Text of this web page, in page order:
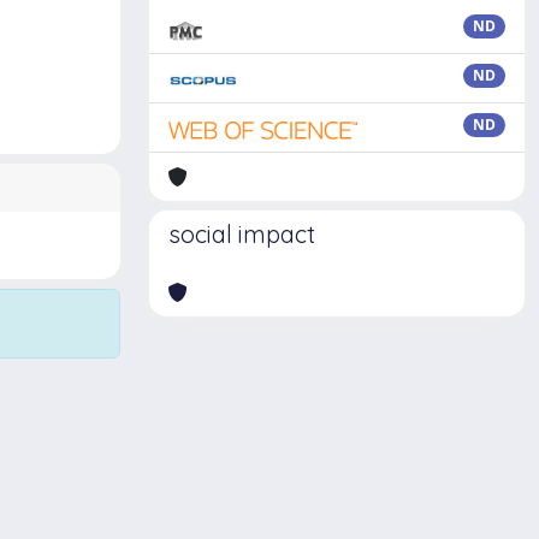
ND
ND
ND
social impact